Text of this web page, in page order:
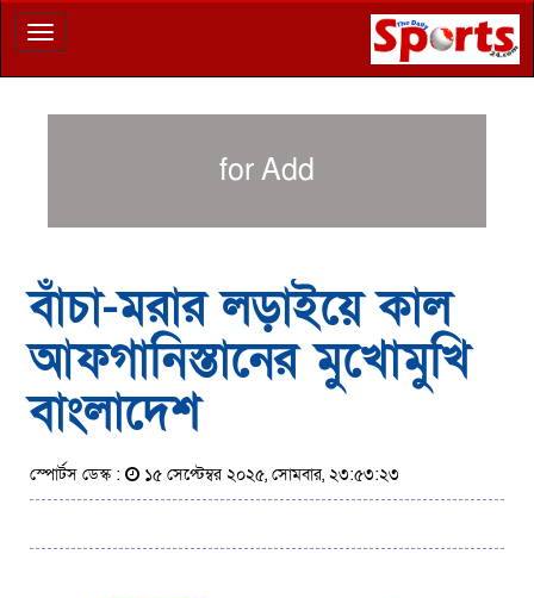
Toggle
navigation
for Add
বাঁচা-মরার লড়াইয়ে কাল
আফগানিস্তানের মুখোমুখি
বাংলাদেশ
স্পোর্টস ডেস্ক : ১৫ সেপ্টেম্বর ২০২৫, সোমবার, ২৩:৫৩:২৩